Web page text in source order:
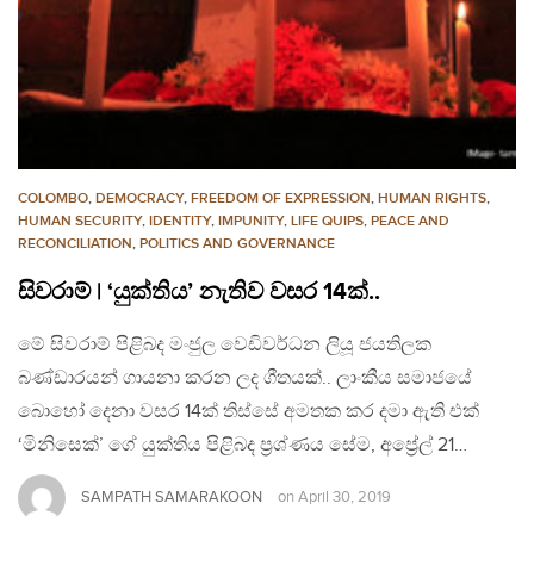
COLOMBO, DEMOCRACY, FREEDOM OF EXPRESSION, HUMAN RIGHTS,
HUMAN SECURITY, IDENTITY, IMPUNITY, LIFE QUIPS, PEACE AND
RECONCILIATION, POLITICS AND GOVERNANCE
සිවරාම් | ‘යුක්තිය’ නැතිව වසර 14ක්..
මේ සිවරාම් පිළිබද මංජුල වෙඩිවර්ධන ලියූ ජයතිලක
බණ්ඩාරයන් ගායනා කරන ලද ගීතයක්.. ලාංකීය සමාජයේ
බොහෝ දෙනා වසර 14ක් තිස්සේ අමතක කර දමා ඇති එක්
‘මිනිසෙක්’ ගේ යුක්තිය පිළිබද ප්‍රශ්ණය සේම, අප්‍රේල් 21…
SAMPATH SAMARAKOON on April 30, 2019